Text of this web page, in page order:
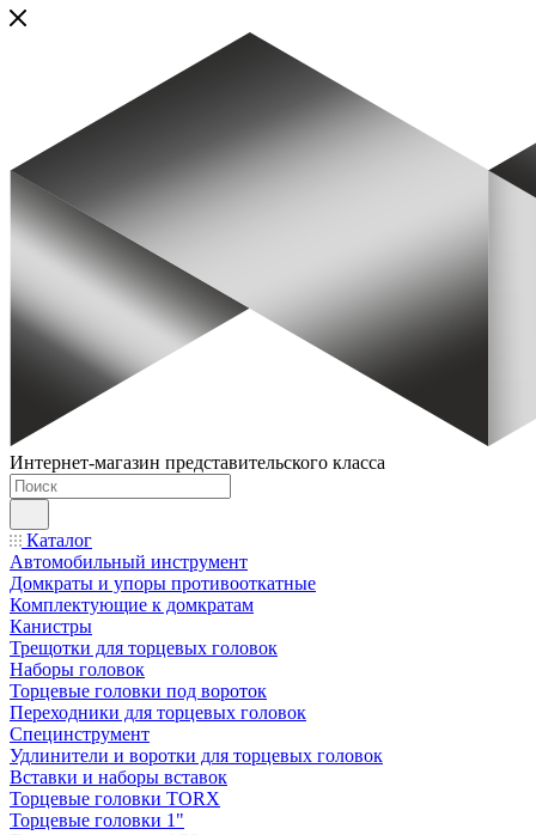
Интернет-магазин представительского класса
Каталог
Автомобильный инструмент
Домкраты и упоры противооткатные
Комплектующие к домкратам
Канистры
Трещотки для торцевых головок
Наборы головок
Торцевые головки под вороток
Переходники для торцевых головок
Специнструмент
Удлинители и воротки для торцевых головок
Вставки и наборы вставок
Торцевые головки TORX
Торцевые головки 1"